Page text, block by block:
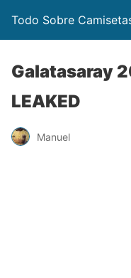
Todo Sobre
Galatasaray
LEAKED
Manuel